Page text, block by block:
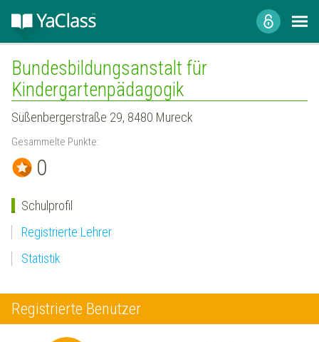
Bundesbildungsanstalt für
Kindergartenpädagogik
Süßenbergerstraße 29, 8480 Mureck
Gesammelte Punkte:
0
Schulprofil
Registrierte Lehrer
Statistik
Registrierte Benutzer